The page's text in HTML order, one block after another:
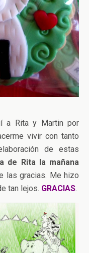
a Rita y Martin por
vivir con tanto
de estas
de Rita la mañana
las gracias. Me hizo
tan lejos. GRACIAS.